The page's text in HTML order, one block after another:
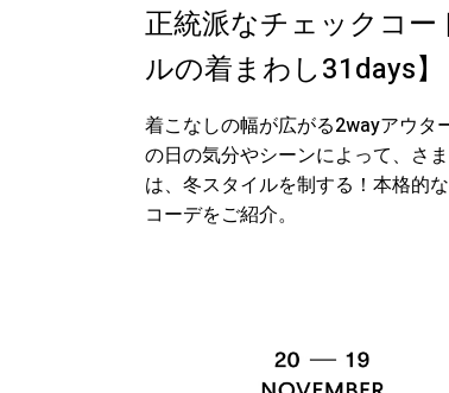
正統派なチェックコー
ルの着まわし31days】
着こなしの幅が広がる2wayアウタ
の日の気分やシーンによって、さ
は、冬スタイルを制する！本格的
コーデをご紹介。